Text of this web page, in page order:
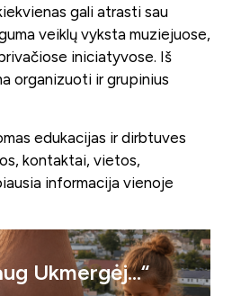
gali atrasti sau
veiklų vyksta muziejuose,
iniciatyvose. Iš
organizuoti ir grupinius
edukacijas ir dirbtuves
kontaktai, vietos,
informacija vienoje
Ukmergėj…“